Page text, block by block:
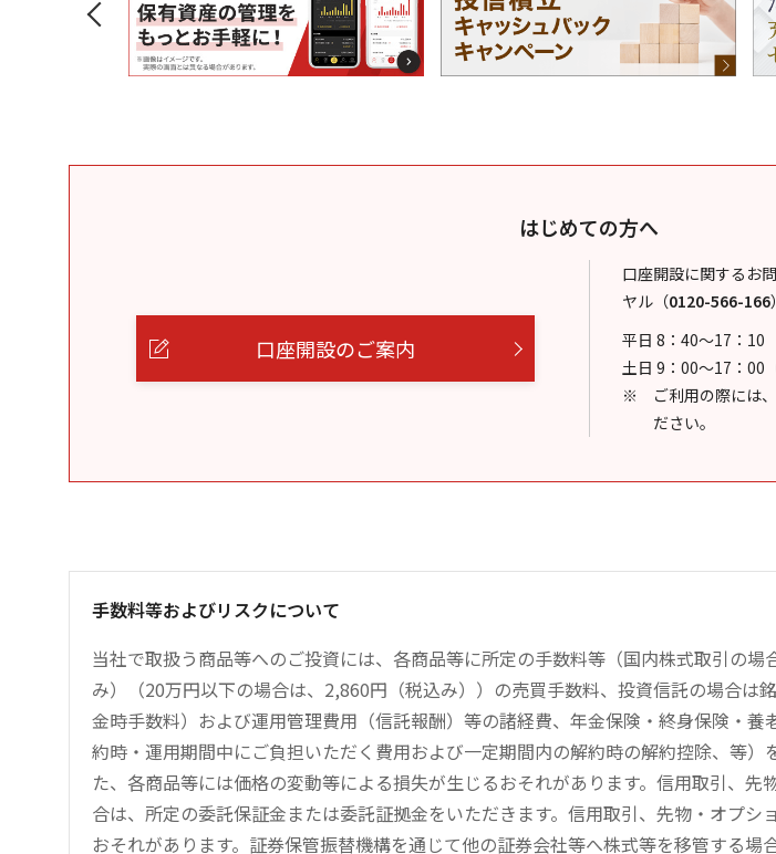
はじめての方へ
口座開設のご案内
口座開設に関するお
ヤル （0120-566-166）
平日 8：40～17：10
土日 9：00～17：00
ご利用の際には
ださい。
手数料等およびリスクについて
当社で取扱う商品等へのご投資には、各商品等に所定の手数料等（国内株式取引の
み）（20万円以下の場合は、2,860円（税込み））の売買手数料、投資信託の場合は
金時手数料）および運用管理費用（信託報酬）等の諸経費、年金保険・終身保険・
約時・運用期間中にご負担いただく費用および一定期間内の解約時の解約控除、等）
た、各商品等には価格の変動等による損失が生じるおそれがあります。信用取引、先
合は、所定の委託保証金または委託証拠金をいただきます。信用取引、先物・オプシ
おそれがあります。証券保管振替機構を通じて他の証券会社等へ株式等を移管する場